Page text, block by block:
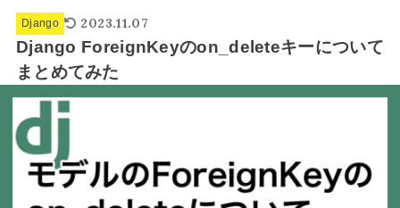
Django 2023.11.07
Django ForeignKeyのon_deleteキーについて
まとめてみた